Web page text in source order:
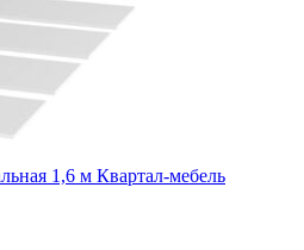
1,6 м Квартал-мебель